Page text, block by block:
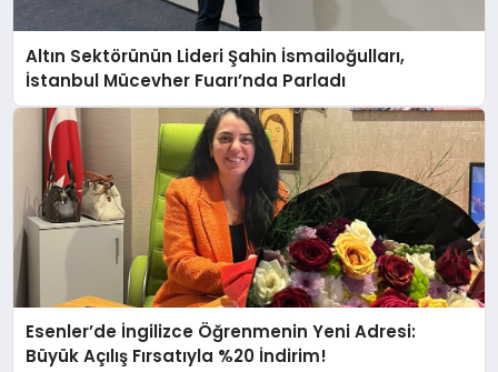
Altın Sektörünün Lideri Şahin İsmailoğulları,
İstanbul Mücevher Fuarı’nda Parladı ￼
Esenler’de İngilizce Öğrenmenin Yeni Adresi:
Büyük Açılış Fırsatıyla %20 İndirim!